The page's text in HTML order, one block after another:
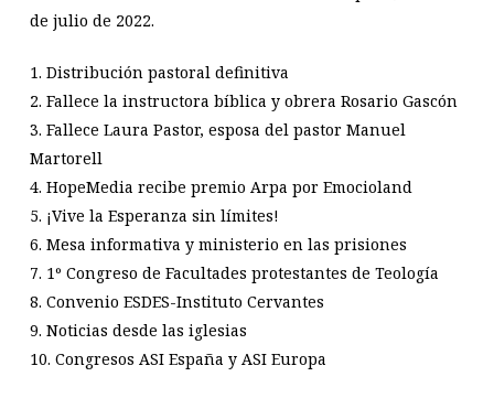
de julio de 2022.
1. Distribución pastoral definitiva
2. Fallece la instructora bíblica y obrera Rosario Gascón
3. Fallece Laura Pastor, esposa del pastor Manuel
Martorell
4. HopeMedia recibe premio Arpa por Emocioland
5. ¡Vive la Esperanza sin límites!
6. Mesa informativa y ministerio en las prisiones
7. 1º Congreso de Facultades protestantes de Teología
8. Convenio ESDES-Instituto Cervantes
9. Noticias desde las iglesias
10. Congresos ASI España y ASI Europa